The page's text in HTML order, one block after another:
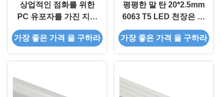
상업적인 점화를 위한
PC 유포자를 가진 지도
된 지구 알루미늄 단면
도 6063 T5
가장 좋은 가격 을 구하라
평평한 말 탄 20*2.5mm
6063 T5 LED 천장은 스
트립 알루미늄 프로파일
을 이끌었습니다
가장 좋은 가격 을 구하라